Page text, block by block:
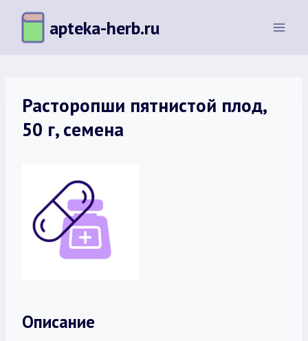
Перейти
содержимому
apteka-herb.ru
Расторопши пятнистой плод,
50 г, семена
Описание